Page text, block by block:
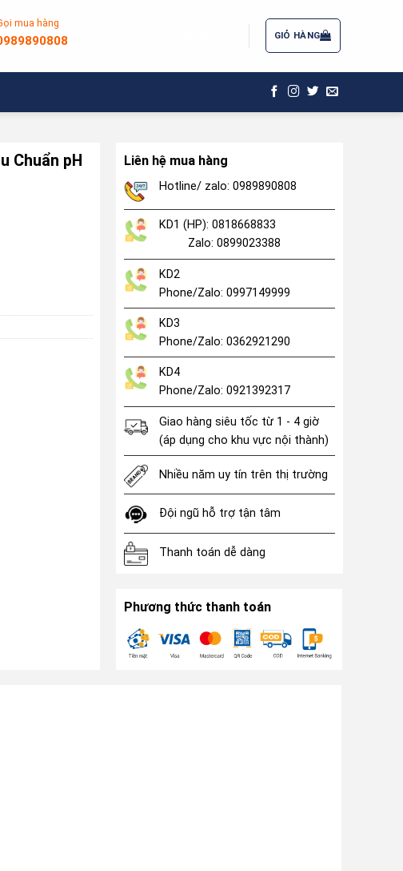
mua hàng
GIỎ HÀNG
Chuẩn pH
500 mL HI5009 số lượng
Liên hệ mua hàng
Hotline/ zalo: 0989890808
KD1 (HP): 0818668833
Zalo: 0899023388
KD2
Phone/Zalo: 0997149999
KD3
Phone/Zalo: 0362921290
KD4
Phone/Zalo: 0921392317
Giao hàng siêu tốc từ 1 - 4 giờ
(áp dụng cho khu vực nội thành)
Nhiều năm uy tín trên thị trường
Đội ngũ hỗ trợ tận tâm
Thanh toán dễ dàng
Phương thức thanh toán